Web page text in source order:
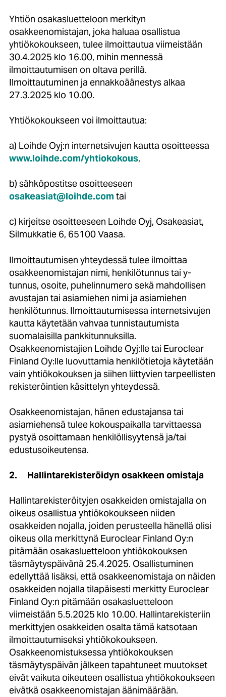
Yhtiön osakasluetteloon merkityn
osakkeenomistajan, joka haluaa osallistua
yhtiökokoukseen, tulee ilmoittautua viimeistään
30.4.2025 klo 16.00, mihin mennessä
ilmoittautumisen on oltava perillä.
Ilmoittautuminen ja ennakkoäänestys alkaa
27.3.2025 klo 10.00.
Yhtiökokoukseen voi ilmoittautua:
a) Loihde Oyj:n internetsivujen kautta osoitteessa
www.loihde.com/yhtiokokous,
b) sähköpostitse osoitteeseen
osakeasiat@loihde.com tai
c) kirjeitse osoitteeseen Loihde Oyj, Osakeasiat,
Silmukkatie 6, 65100 Vaasa.
Ilmoittautumisen yhteydessä tulee ilmoittaa
osakkeenomistajan nimi, henkilötunnus tai y-
tunnus, osoite, puhelinnumero sekä mahdollisen
avustajan tai asiamiehen nimi ja asiamiehen
henkilötunnus. Ilmoittautumisessa internetsivujen
kautta käytetään vahvaa tunnistautumista
suomalaisilla pankkitunnuksilla.
Osakkeenomistajien Loihde Oyj:lle tai Euroclear
Finland Oy:lle luovuttamia henkilötietoja käytetään
vain yhtiökokouksen ja siihen liittyvien tarpeellisten
rekisteröintien käsittelyn yhteydessä.
Osakkeenomistajan, hänen edustajansa tai
asiamiehensä tulee kokouspaikalla tarvittaessa
pystyä osoittamaan henkilöllisyytensä ja/tai
edustusoikeutensa.
2. Hallintarekisteröidyn osakkeen omistaja
Hallintarekisteröityjen osakkeiden omistajalla on
oikeus osallistua yhtiökokoukseen niiden
osakkeiden nojalla, joiden perusteella hänellä olisi
oikeus olla merkittynä Euroclear Finland Oy:n
pitämään osakasluetteloon yhtiökokouksen
täsmäytyspäivänä 25.4.2025. Osallistuminen
edellyttää lisäksi, että osakkeenomistaja on näiden
osakkeiden nojalla tilapäisesti merkitty Euroclear
Finland Oy:n pitämään osakasluetteloon
viimeistään 5.5.2025 klo 10.00. Hallintarekisteriin
merkittyjen osakkeiden osalta tämä katsotaan
ilmoittautumiseksi yhtiökokoukseen.
Osakkeenomistuksessa yhtiökokouksen
täsmäytyspäivän jälkeen tapahtuneet muutokset
eivät vaikuta oikeuteen osallistua yhtiökokoukseen
eivätkä osakkeenomistajan äänimäärään.